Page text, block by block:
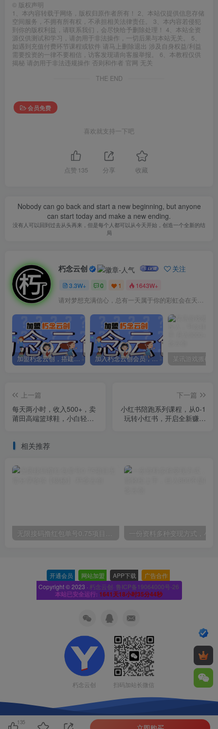
© 版权声明
1、本内容转载于网络，版权归原作者所有！ 2、本站仅提供信息存储
空间服务，不拥有所有权，不承担相关法律责任。 3、本内容若侵犯
到你的版权利益，请联系我们，会尽快给予删除处理！ 4、本站全资
源仅供测试和学习，请勿用于非法操作，一切后果与本站无关。 5、
如遇到充值付费环节课程或软件 请马上删除退出 涉及自身权益/利益
需要投资的一律不要相信，访客发现请向客服举报。 6、本教程仅供
揭秘 请勿用于非法违规操作 否则和作者 官网 无关
THE END
会员免费
喜欢就支持一下吧
点赞 135 分享 收藏
Nobody can go back and start a new beginning, but anyone
can start today and make a new ending.
没有人可以回到过去从头再来，但是每个人都可以从今天开始，创造一个全新的结
局
朽念云创 关注
3.3W+ 0 1 1643W+
请对梦想充满信心，总有一天属于你的彩虹会在天空微笑
加盟朽念云创，搭建同款项目资源站，实现日入2000+ 加入朽念云创会员，全站资源免费学习。
上一篇
每天两小时，收入500+，卖
莆田高端篮球鞋，小白轻松
下一篇
小红书陪跑系列课程，从0-1
玩转小红书，开启全新赚钱
相关推荐
无限接码撸红包单号0.75项目无偿分享给你【揭秘】
开通会员 网站加盟 APP下载 广告合作
Copyright © 2023 · 朽念云创· 鲁ICP备19064000号-26
本站已安全运行: 1641天18小时35分45秒
朽念云创 扫码加站长微信
135